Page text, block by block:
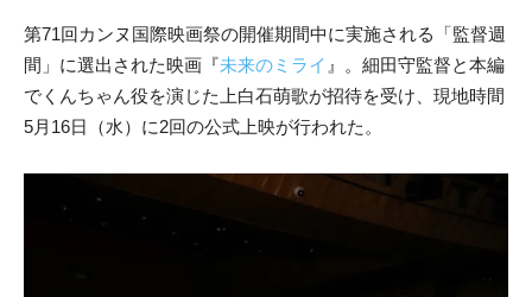
第71回カンヌ国際映画祭の開催期間中に実施される「監督週
間」に選出された映画『未来のミライ 』。細田守監督と本編
でくんちゃん役を演じた上白石萌歌が招待を受け、現地時間
5月16日（水）に2回の公式上映が行われた。